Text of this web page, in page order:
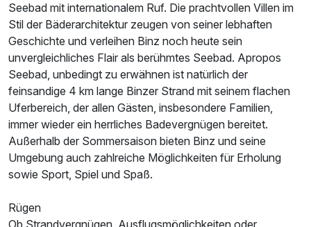
Seebad mit internationalem Ruf. Die prachtvollen Villen im
Stil der Bäderarchitektur zeugen von seiner lebhaften
Geschichte und verleihen Binz noch heute sein
unvergleichliches Flair als berühmtes Seebad. Apropos
Seebad, unbedingt zu erwähnen ist natürlich der
feinsandige 4 km lange Binzer Strand mit seinem flachen
Uferbereich, der allen Gästen, insbesondere Familien,
immer wieder ein herrliches Badevergnügen bereitet.
Außerhalb der Sommersaison bieten Binz und seine
Umgebung auch zahlreiche Möglichkeiten für Erholung
sowie Sport, Spiel und Spaß.
Rügen